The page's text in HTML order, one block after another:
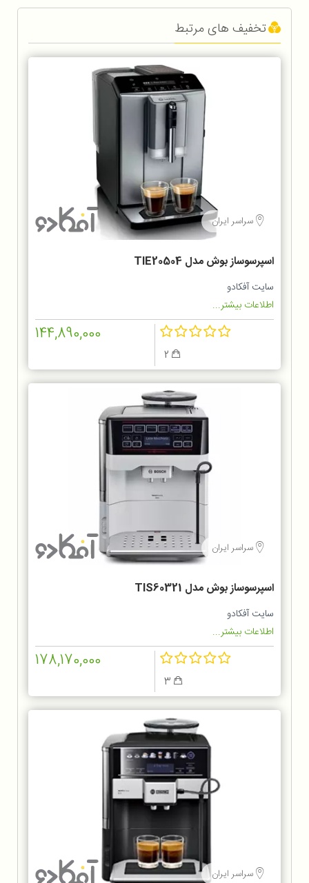
تخفیف های مرتبط
سراسر ایران
اسپرسوساز بوش مدل TIE20504
سایت آفکادو
اطلاعات بیشتر...
144,890,000
سراسر ایران
اسپرسوساز بوش مدل TIS60321
سایت آفکادو
اطلاعات بیشتر...
178,170,000
سراسر ایران